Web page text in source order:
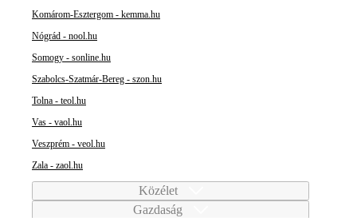
Komárom-Esztergom - kemma.hu
Nógrád - nool.hu
Somogy - sonline.hu
Szabolcs-Szatmár-Bereg - szon.hu
Tolna - teol.hu
Vas - vaol.hu
Veszprém - veol.hu
Zala - zaol.hu
Közélet
Gazdaság